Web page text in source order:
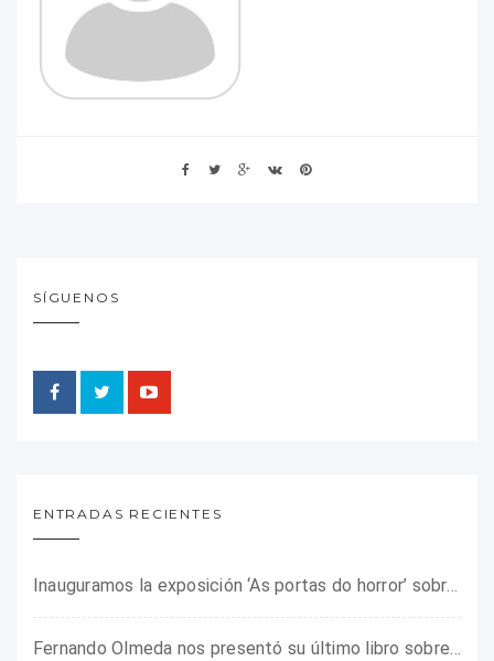
SÍGUENOS
ENTRADAS RECIENTES
Inauguramos la exposición ‘As portas do horror’ sobre el campo de concentración franquista de Camposancos
Fernando Olmeda nos presentó su último libro sobre la fotógrafa Gerda Taro